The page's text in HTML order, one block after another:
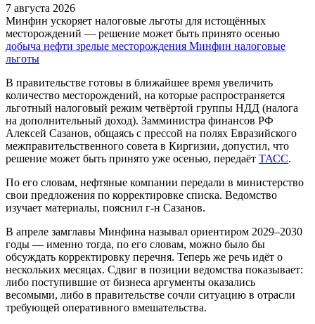
7 августа 2026
Минфин ускоряет налоговые льготы для истощённых
месторождений — решение может быть принято осенью
добыча нефти зрелые месторождения Минфин налоговые
льготы
В правительстве готовы в ближайшее время увеличить
количество месторождений, на которые распространяется
льготный налоговый режим четвёртой группы НДД (налога
на дополнительный доход). Замминистра финансов РФ
Алексей Сазанов, общаясь с прессой на полях Евразийского
межправительственного совета в Киргизии, допустил, что
решение может быть принято уже осенью, передаёт ТАСС.
По его словам, нефтяные компании передали в министерство
свои предложения по корректировке списка. Ведомство
изучает материалы, пояснил г-н Сазанов.
В апреле замглавы Минфина называл ориентиром 2029–2030
годы — именно тогда, по его словам, можно было бы
обсуждать корректировку перечня. Теперь же речь идёт о
нескольких месяцах. Сдвиг в позиции ведомства показывает:
либо поступившие от бизнеса аргументы оказались
весомыми, либо в правительстве сочли ситуацию в отрасли
требующей оперативного вмешательства.